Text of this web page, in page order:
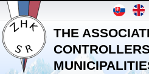
THE